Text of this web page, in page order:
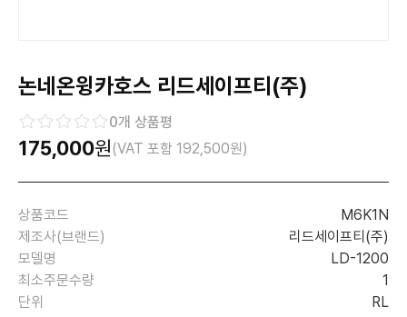
논네온윙카호스 리드세이프티(주)
0개 상품평
175,000원(VAT 포함 192,500원)
상품코드
M6K1N
제조사(브랜드)
리드세이프티(주)
모델명
LD-1200
최소주문수량
1
단위
RL